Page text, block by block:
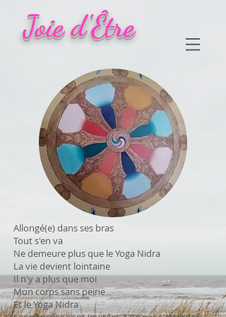
Joie d'Être
Allongé(e) dans ses bras
Tout s'en va
Ne demeure plus que le Yoga Nidra
La vie devient lointaine
Il n'y a plus que moi
Mon corps sans peine
Et le Yoga Nidra